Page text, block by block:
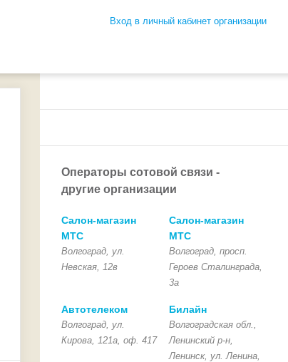
Вход в личный кабинет организации
Операторы сотовой связи -
другие организации
Салон-магазин
МТС
Волгоград, ул.
Невская, 12в
Салон-магазин
МТС
Волгоград, просп.
Героев Сталинграда,
3а
Автотелеком
Волгоград, ул.
Кирова, 121а, оф. 417
Билайн
Волгоградская обл.,
Ленинский р-н,
Ленинск, ул. Ленина,